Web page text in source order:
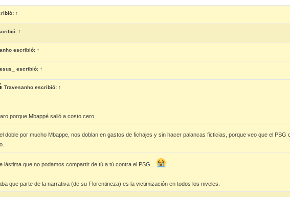
↑
↑
escribió: ↑
escribió: ↑
Travesanho escribió: ↑
porque Mbappé salió a costo cero.
doble por mucho Mbappe, nos doblan en gastos de fichajes y sin hacer palancas ficticias, porque veo que el PSG
lástima que no podamos compartir de tú a tú contra el PSG...
que parte de la narrativa (de su Florentineza) es la victimización en todos los niveles.